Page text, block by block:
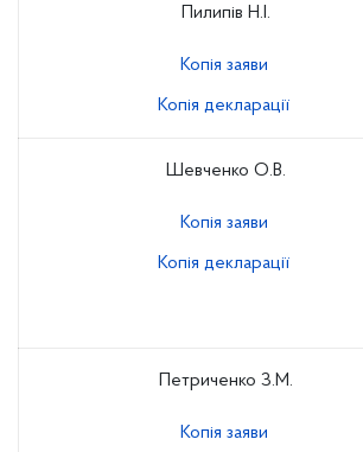
Пилипів Н.І.
Копія заяви
Копія декларації
Шевченко О.В.
Копія заяви
Копія декларації
Петриченко З.М.
Копія заяви